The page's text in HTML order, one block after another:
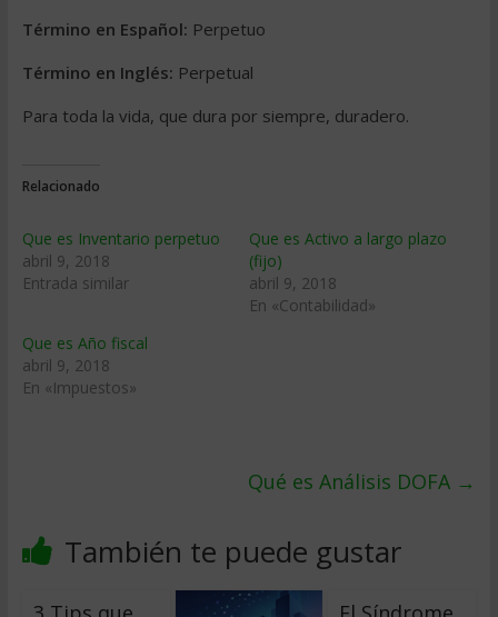
Término en Español: Perpetuo
Término en Inglés: Perpetual
Para toda la vida, que dura por siempre, duradero.
Relacionado
Que es Inventario perpetuo
abril 9, 2018
Entrada similar
Que es Activo a largo plazo
(fijo)
abril 9, 2018
En «Contabilidad»
Que es Año fiscal
abril 9, 2018
En «Impuestos»
Qué es Análisis DOFA →
También te puede gustar